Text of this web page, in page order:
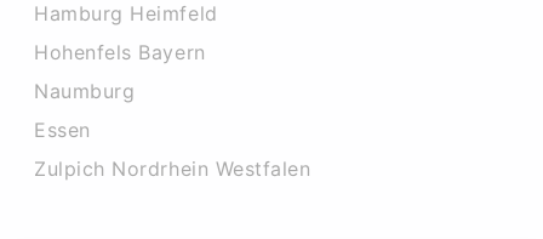
Hamburg Heimfeld
Hohenfels Bayern
Naumburg
Essen
Zulpich Nordrhein Westfalen